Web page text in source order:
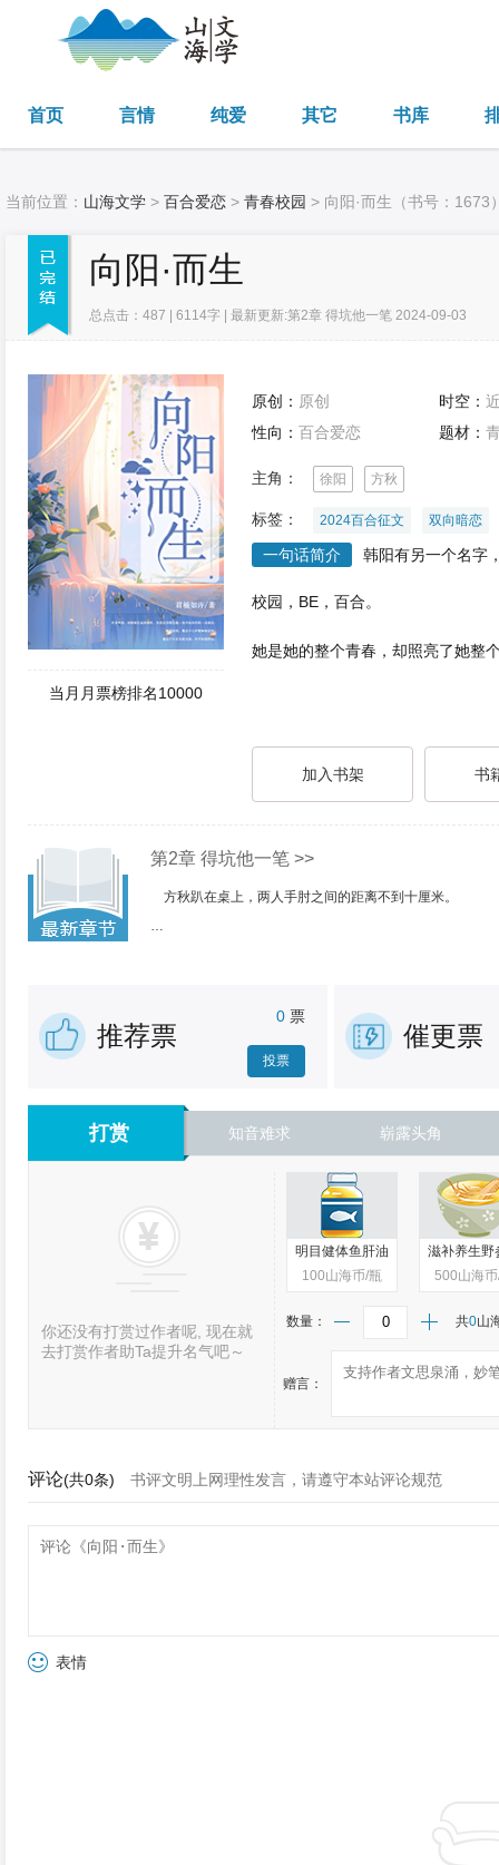
首页 言情 纯爱 其它 书库
当前位置： 山海文学 > 百合爱恋 > 青春校园 > 向阳·而生（书号：1673
向阳·而生
总点击：487 | 6114字 | 最新更新:第2章 得坑他一笔 2024-09-03
当月月票榜排名10000
原创： 原创 时空：
性向： 百合爱恋 题材：
主角： 徐阳 方秋
标签： 2024百合征文 双向暗恋
一句话简介 韩阳有另一个名字
校园，BE，百合。
她是她的整个青春，却照亮了她整
加入书架 书
第2章 得坑他一笔 >>
方秋趴在桌上，两人手肘之间的距离不到十厘米。
发丝下的面庞还有几分稚气，徐阳的心思却全在她...
推荐票
0 票
投票
催更票
打赏 知音难求 崭露头角
你还没有打赏过作者呢, 现在就
去打赏作者助Ta提升名气吧～
明目健体鱼肝油
100山海币/瓶
滋补养生野
500山海
数量： 共0山
赠言：
评论(共0条) 书评文明上网理性发言，请遵守本站评论规范
表情